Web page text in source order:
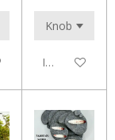
In den